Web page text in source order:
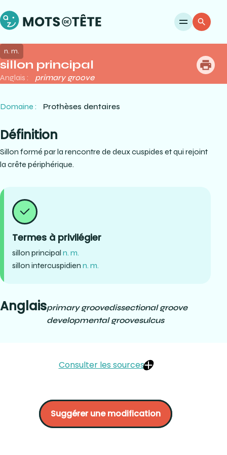
sillon principal
n. m.
Anglais : primary groove
Domaine : Prothèses dentaires
Définition
Sillon formé par la rencontre de deux cuspides et qui rejoint
la crête périphérique.
Termes à privilégier
sillon principal n. m.
sillon intercuspidien n. m.
Anglaisprimary groovedissectional groove
developmental groovesulcus
Consulter les sources
Masson, Paris. p.32
TILOTTA, Françoise, LAUTROU, Alain, LÉVY, Gérard (2018).
Anatomie dentaire. Elsevier Masson, France. Page 25
Suggérer une modification